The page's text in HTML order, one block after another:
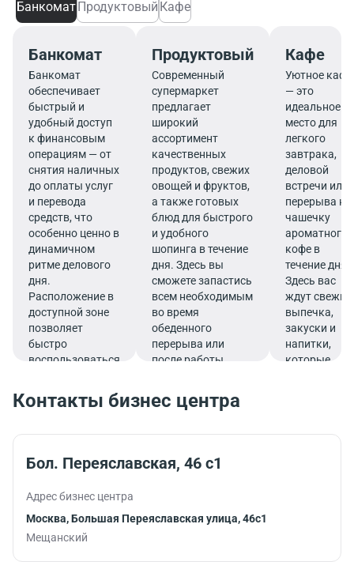
БанкоматПродуктовый Кафе
Банкомат
Банкомат
обеспечивает
быстрый и
удобный доступ
к финансовым
операциям — от
снятия наличных
до оплаты услуг
и перевода
средств, что
особенно ценно в
динамичном
ритме делового
дня.
Расположение в
доступной зоне
позволяет
быстро
воспользоваться
Продуктовый
Современный
супермаркет
предлагает
широкий
ассортимент
качественных
продуктов, свежих
овощей и фруктов,
а также готовых
блюд для быстрого
и удобного
шопинга в течение
дня. Здесь вы
сможете запастись
всем необходимым
во время
обеденного
перерыва или
после работы.
Кафе
Уютное кафе
— это
идеальное
место для
легкого
завтрака,
деловой
встречи или
перерыва на
чашечку
ароматного
кофе в
течение дня.
Здесь вас
ждут свежие
выпечка,
закуски и
напитки,
которые
продуктивно
Контакты бизнес центра
Бол. Переяславская, 46 с1
Адрес бизнес центра
Москва, Большая Переяславская улица, 46с1
Мещанский